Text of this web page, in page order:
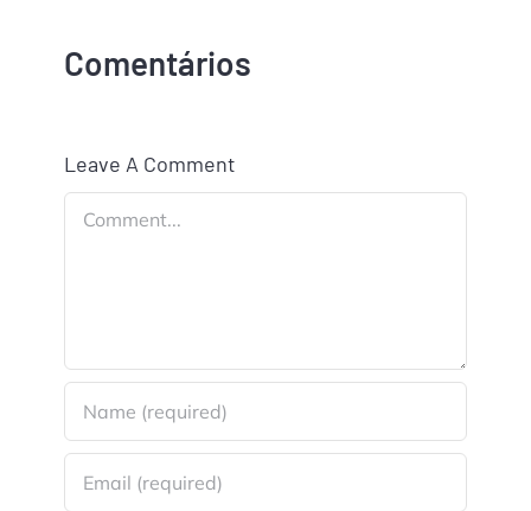
Comentários
Leave A Comment
Comment